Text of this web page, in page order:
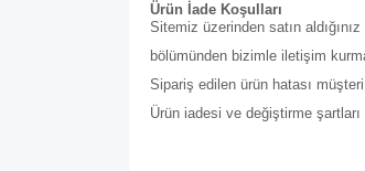
Ürün İade Koşulları
Sitemiz üzerinden satın
bölümünden bizimle iletişim
Sipariş edilen ürün hatası
Ürün iadesi ve değiştirme